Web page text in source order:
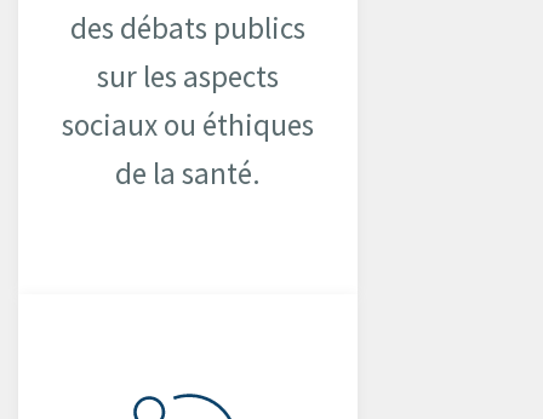
des débats publics
sur les aspects
sociaux ou éthiques
de la santé.